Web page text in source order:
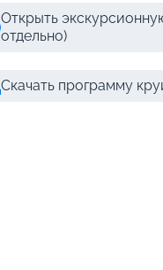
Открыть
отдельно)
Скачать программу